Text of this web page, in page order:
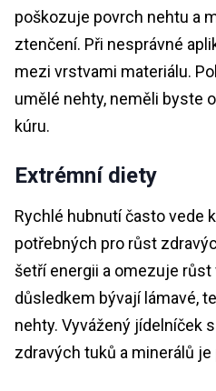
poškozuje povrch nehtu a
ztenčení. Při nesprávné
mezi vrstvami materiálu.
umělé nehty, neměli byste
kúru.
Extrémní diety
Rychlé hubnutí často vede
potřebných pro růst
šetří energii a omezuje
důsledkem bývají lámavé,
nehty. Vyvážený jídelníček
zdravých tuků a minerálů